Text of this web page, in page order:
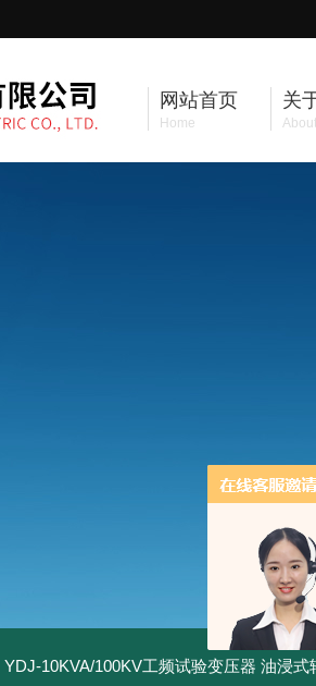
网站首页
Home
关
About
YDJ-10KVA/100KV工频试验变压器 油浸式